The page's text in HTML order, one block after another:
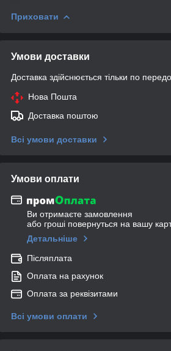
Приховати
Умови доставки
Доставка здійснюється тільки по
Нова Пошта
Доставка поштою
Всі умови доставки
Умови оплати
Ви отримаєте замовлення
або гроші повернуться на вашу
Детальніше
Післяплата
Оплата на рахунок
Оплата за реквізитами
Всі умови оплати